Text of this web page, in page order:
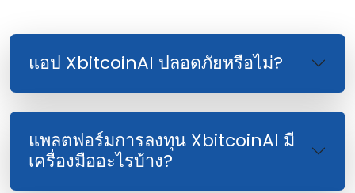
แอป XbitcoinAI ปลอดภัยหรือไม่?
แพลตฟอร์มการลงทุน XbitcoinAI มี
เครื่องมืออะไรบ้าง?